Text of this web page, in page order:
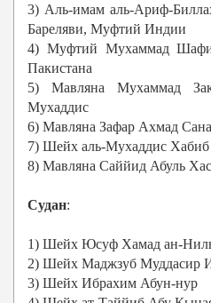
3) Аль-имам аль-Ариф-
Бареляви, Муфтий Индии
4) Муфтий Мухаммад
Пакистана
5) Мавляна Мухаммад
Мухаддис
6) Мавляна Зафар Ахмад
7) Шейх аль-Мухаддис Хабиб
8) Мавляна Саййид Абуль
Судан:
1) Шейх Юсуф Хамад ан-
2) Шейх Маджзуб Муддасир
3) Шейх Ибрахим Абун-нур